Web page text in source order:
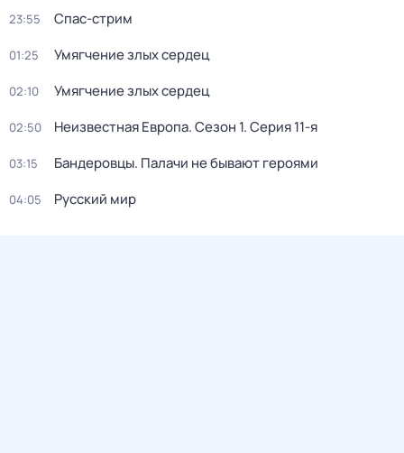
23:55 Спас-стрим
01:25 Умягчение злых сердец
02:10 Умягчение злых сердец
02:50 Неизвестная Европа. Сезон 1. Серия 11-я
03:15 Бандерoвцы. Пaлачи не бывают героями
04:05 Русский мир